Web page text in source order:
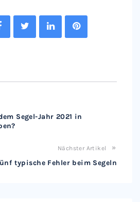
FacebookTwitter LinkedIn
Segel-Jahr 2021 in
Nächster Artikel
typische Fehler beim Segeln